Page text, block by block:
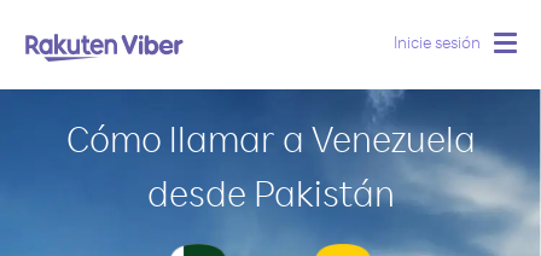
Inicie sesión
Cómo llamar a Venezuela
desde Pakistán